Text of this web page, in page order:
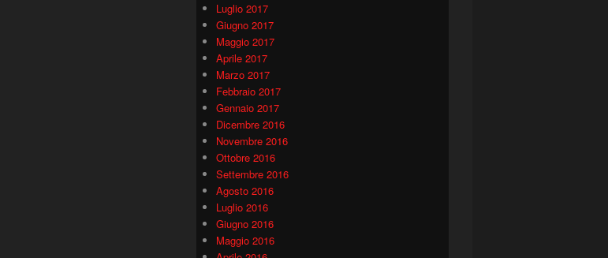
Luglio 2017
Giugno 2017
Maggio 2017
Aprile 2017
Marzo 2017
Febbraio 2017
Gennaio 2017
Dicembre 2016
Novembre 2016
Ottobre 2016
Settembre 2016
Agosto 2016
Luglio 2016
Giugno 2016
Maggio 2016